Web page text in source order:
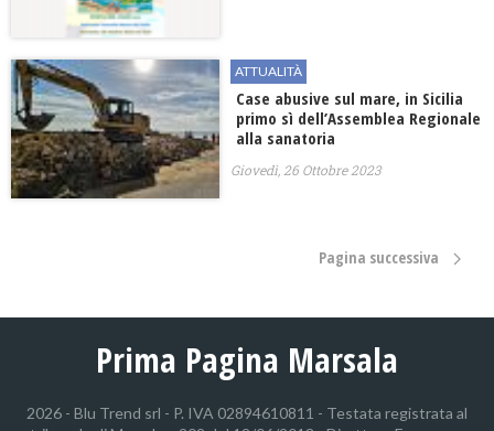
ATTUALITÀ
Case abusive sul mare, in Sicilia
primo sì dell’Assemblea Regionale
alla sanatoria
Giovedì, 26 Ottobre 2023
Pagina successiva
Prima Pagina Marsala
2026 - Blu Trend srl - P. IVA 02894610811 - Testata registrata al